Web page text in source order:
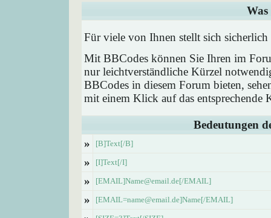
Was
Für viele von Ihnen stellt sich
Mit BBCodes können Sie Ihren im
nur leichtverständliche Kürzel
BBCodes in diesem Forum bieten,
mit einem Klick auf das entsprechende
Bedeutungen
»
[B]Text[/B]
» [I]Text[/I]
» [EMAIL]Name@email.de[/EMAIL]
» [EMAIL=name@email.de]Name[/EMAIL]